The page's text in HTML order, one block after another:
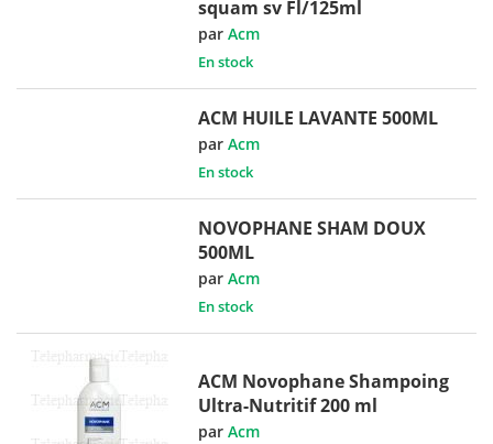
squam sv Fl/125ml
parAcm
En stock
ACM HUILE LAVANTE 500ML
parAcm
En stock
NOVOPHANE SHAM DOUX
500ML
parAcm
En stock
ACM Novophane Shampoing
Ultra-Nutritif 200 ml
parAcm